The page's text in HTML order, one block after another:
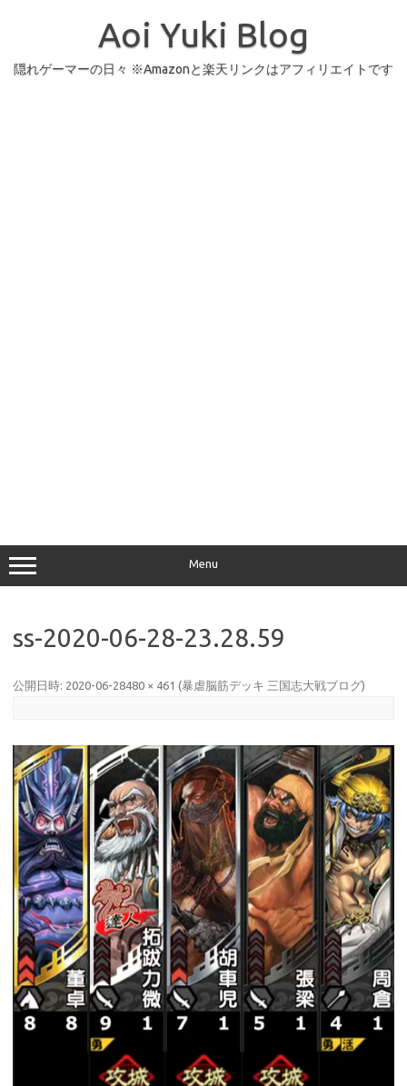
Aoi Yuki Blog
隠れゲーマーの日々 ※Amazonと楽天リンクはアフィリエイトです
Menu
ss-2020-06-28-23.28.59
公開日時: 2020-06-28480 × 461 (暴虐脳筋デッキ 三国志大戦ブログ)